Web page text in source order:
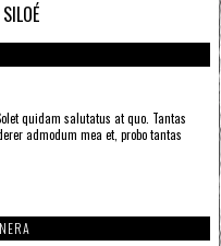
quidam salutatus at quo. Tantas
admodum mea et, probo tantas